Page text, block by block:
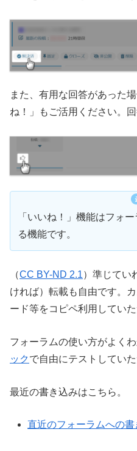
また、有用な回答があった
ね！」もご活用ください。
「いいね！」機能はフォ
る機能です。
（CC BY-ND 2.1）準じてい
ければ）転載も自由です。
ード等をコピペ利用してい
フォーラムの使い方がよくわ
ックで自由にテストしてい
最近の書き込みはこちら。
直近のフォーラムへの